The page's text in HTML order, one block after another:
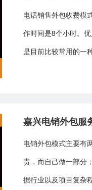
电话销售外包收费模
作时间是8个小时。
是目前比较常用的一
嘉兴电销外包服
电销外包模式主要有
责，而自己做一部分
据行业以及项目复杂